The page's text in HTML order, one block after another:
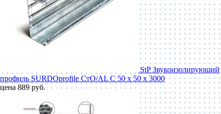
StP Звукоизолирующий
профиль SURDOprofile СтО/AL С 50 x 50 x 3000
цена 889 руб.